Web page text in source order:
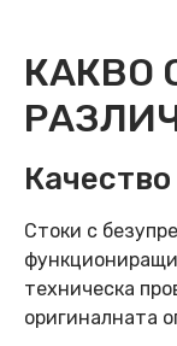
КАКВО
Стоки с
техническа
оригиналната